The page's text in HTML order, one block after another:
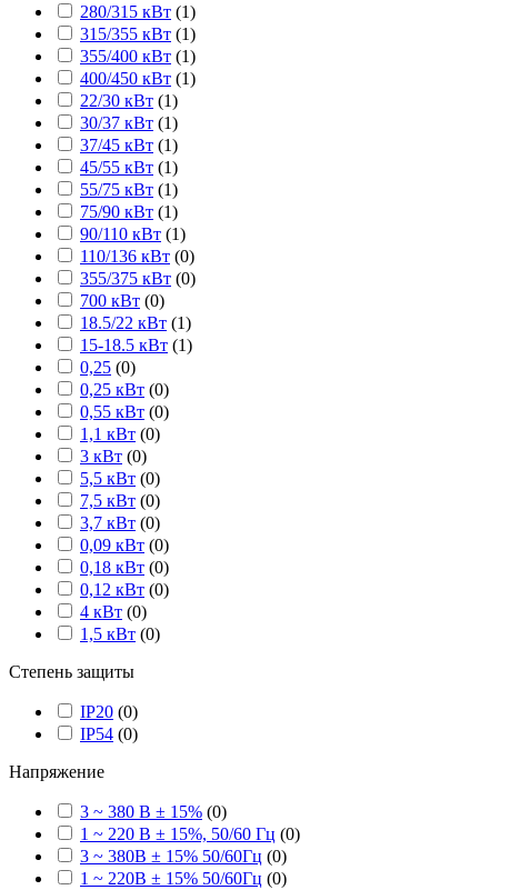
280/315 кВт (1)
315/355 кВт (1)
355/400 кВт (1)
400/450 кВт (1)
22/30 кВт (1)
30/37 кВт (1)
37/45 кВт (1)
45/55 кВт (1)
55/75 кВт (1)
75/90 кВт (1)
90/110 кВт (1)
110/136 кВт (0)
355/375 кВт (0)
700 кВт (0)
18.5/22 кВт (1)
15-18.5 кВт (1)
0,25 (0)
0,25 кВт (0)
0,55 кВт (0)
1,1 кВт (0)
3 кВт (0)
5,5 кВт (0)
7,5 кВт (0)
3,7 кВт (0)
0,09 кВт (0)
0,18 кВт (0)
0,12 кВт (0)
4 кВт (0)
1,5 кВт (0)
Степень защиты
IP20 (0)
IP54 (0)
Напряжение
3 ~ 380 В ± 15% (0)
1 ~ 220 В ± 15%, 50/60 Гц (0)
3 ~ 380В ± 15% 50/60Гц (0)
1 ~ 220В ± 15% 50/60Гц (0)